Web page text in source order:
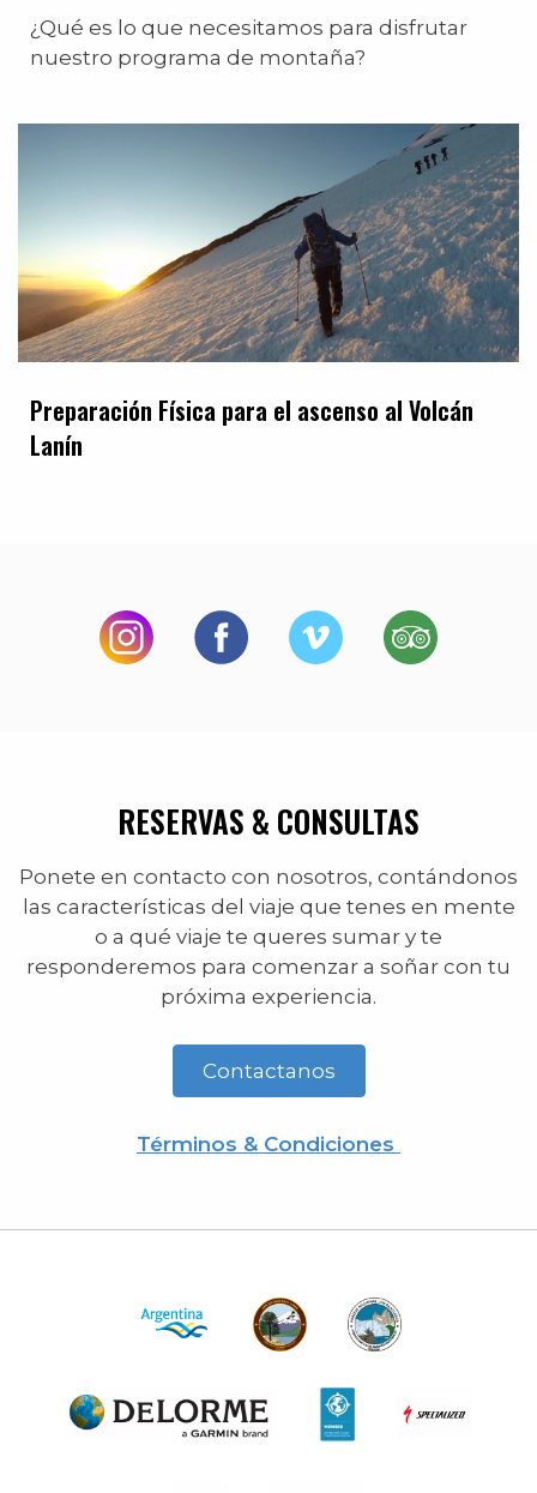
¿Qué es lo que necesitamos para disfrutar
nuestro programa de montaña?
Preparación Física para el ascenso al Volcán
Lanín
RESERVAS & CONSULTAS
Ponete en contacto con nosotros, contándonos
las características del viaje que tenes en mente
o a qué viaje te queres sumar y te
responderemos para comenzar a soñar con tu
próxima experiencia.
Contactanos
Términos & Condiciones